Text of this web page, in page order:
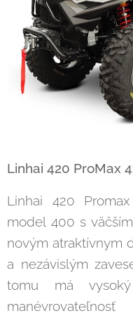
Linhai 420 ProMax
Linhai 420
model 400 s
novým atraktívnym
a nezávislým
tomu má